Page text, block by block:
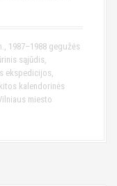
, 1987–1988 gegužės
sąjūdis,
ekspedicijos,
kalendorinės
miesto